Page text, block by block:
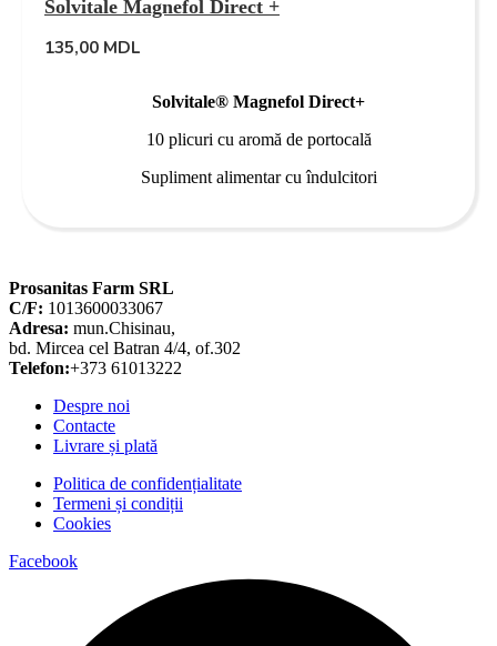
Solvitale Magnefol Direct +
135,00 MDL
Solvitale® Magnefol Direct+
10 plicuri cu aromă de portocală
Supliment alimentar cu îndulcitori
Prosanitas Farm SRL
C/F: 1013600033067
Adresa: mun.Chisinau,
bd. Mircea cel Batran 4/4, of.302
Telefon:+373 61013222
Despre noi
Contacte
Livrare și plată
Politica de confidențialitate
Termeni și condiții
Cookies
Facebook